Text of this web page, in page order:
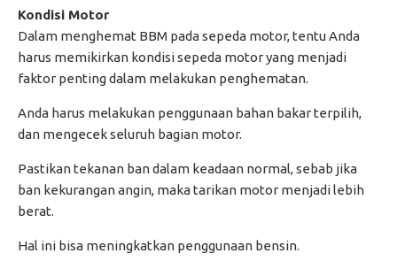
Kondisi Motor
Dalam menghemat BBM pada sepeda motor, tentu Anda
harus memikirkan kondisi sepeda motor yang menjadi
faktor penting dalam melakukan penghematan.
Anda harus melakukan penggunaan bahan bakar terpilih,
dan mengecek seluruh bagian motor.
Pastikan tekanan ban dalam keadaan normal, sebab jika
ban kekurangan angin, maka tarikan motor menjadi lebih
berat.
Hal ini bisa meningkatkan penggunaan bensin.